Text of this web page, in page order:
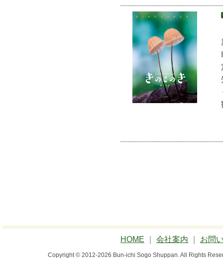
HOME 会社案内 お問
Copyright © 2012-2026 Bun-ichi Sogo Shuppan. All Rights